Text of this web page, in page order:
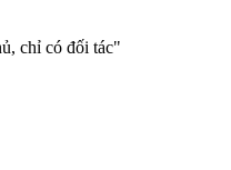
chỉ có đối tác"